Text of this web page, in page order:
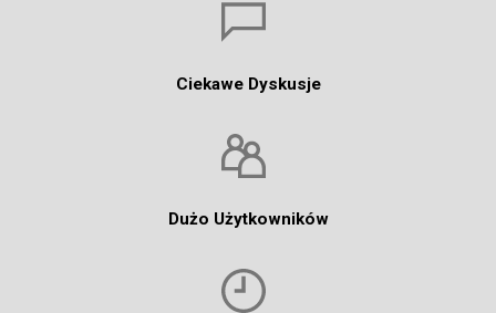
Ciekawe Dyskusje
Dużo Użytkowników